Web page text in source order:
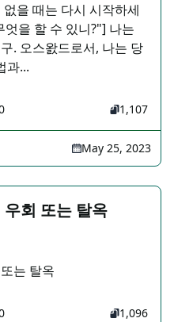
을 때는 다시 시작하세
을 할 수 있니?"] 나는
. 오스왌드로서, 나는 당
과...
1,107
May 25, 2023
회 또는 탈옥
는 탈옥
1,096